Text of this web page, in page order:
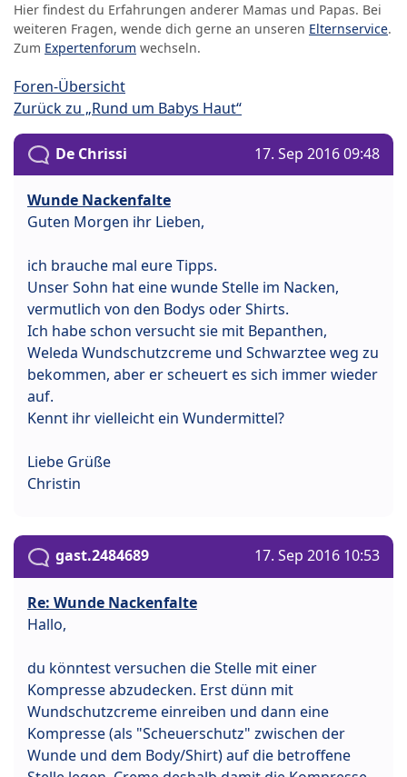
Hier findest du Erfahrungen anderer Mamas und Papas. Bei
weiteren Fragen, wende dich gerne an unseren Elternservice.
Zum Expertenforum wechseln.
Foren-Übersicht
Zurück zu „Rund um Babys Haut“
De Chrissi 17. Sep 2016 09:48
Wunde Nackenfalte
Guten Morgen ihr Lieben,
ich brauche mal eure Tipps.
Unser Sohn hat eine wunde Stelle im Nacken,
vermutlich von den Bodys oder Shirts.
Ich habe schon versucht sie mit Bepanthen,
Weleda Wundschutzcreme und Schwarztee weg zu
bekommen, aber er scheuert es sich immer wieder
auf.
Kennt ihr vielleicht ein Wundermittel?
Liebe Grüße
Christin
gast.2484689 17. Sep 2016 10:53
Re: Wunde Nackenfalte
Hallo,
du könntest versuchen die Stelle mit einer
Kompresse abzudecken. Erst dünn mit
Wundschutzcreme einreiben und dann eine
Kompresse (als "Scheuerschutz" zwischen der
Wunde und dem Body/Shirt) auf die betroffene